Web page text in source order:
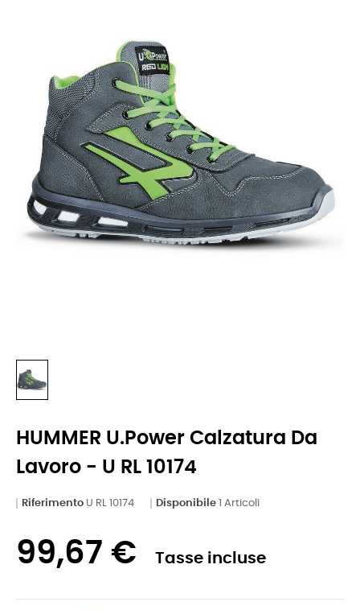
HUMMER U.Power Calzatura Da
Lavoro - U RL 10174
Riferimento U RL 10174 Disponibile 1 Articoli
99,67 € Tasse incluse